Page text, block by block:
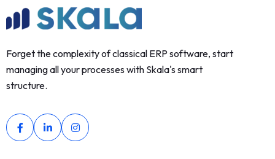
Forget the complexity of classical ERP software, start
managing all your processes with Skala's smart
structure.